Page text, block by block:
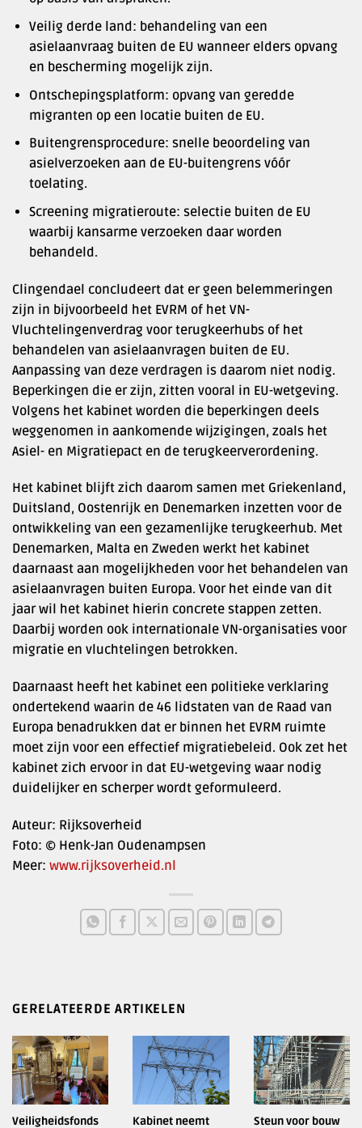
Veilig derde land: behandeling van een
asielaanvraag buiten de EU wanneer elders opvang
en bescherming mogelijk zijn.
Ontschepingsplatform: opvang van geredde
migranten op een locatie buiten de EU.
Buitengrensprocedure: snelle beoordeling van
asielverzoeken aan de EU-buitengrens vóór
toelating.
Screening migratieroute: selectie buiten de EU
waarbij kansarme verzoeken daar worden
behandeld.
Clingendael concludeert dat er geen belemmeringen
zijn in bijvoorbeeld het EVRM of het VN-
Vluchtelingenverdrag voor terugkeerhubs of het
behandelen van asielaanvragen buiten de EU.
Aanpassing van deze verdragen is daarom niet nodig.
Beperkingen die er zijn, zitten vooral in EU-wetgeving.
Volgens het kabinet worden die beperkingen deels
weggenomen in aankomende wijzigingen, zoals het
Asiel- en Migratiepact en de terugkeerverordening.
Het kabinet blijft zich daarom samen met Griekenland,
Duitsland, Oostenrijk en Denemarken inzetten voor de
ontwikkeling van een gezamenlijke terugkeerhub. Met
Denemarken, Malta en Zweden werkt het kabinet
daarnaast aan mogelijkheden voor het behandelen van
asielaanvragen buiten Europa. Voor het einde van dit
jaar wil het kabinet hierin concrete stappen zetten.
Daarbij worden ook internationale VN-organisaties voor
migratie en vluchtelingen betrokken.
Daarnaast heeft het kabinet een politieke verklaring
ondertekend waarin de 46 lidstaten van de Raad van
Europa benadrukken dat er binnen het EVRM ruimte
moet zijn voor een effectief migratiebeleid. Ook zet het
kabinet zich ervoor in dat EU-wetgeving waar nodig
duidelijker en scherper wordt geformuleerd.
Auteur: Rijksoverheid
Foto: © Henk-Jan Oudenampsen
Meer: www.rijksoverheid.nl
GERELATEERDE ARTIKELEN
Veiligheidsfonds
Kabinet neemt
Steun voor bouw